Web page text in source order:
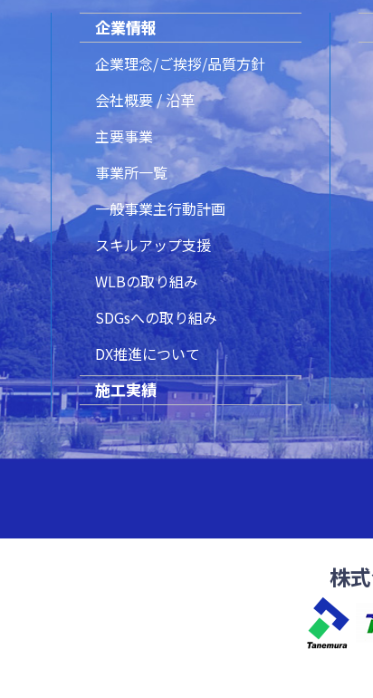
企業情報
企業理念/ご挨拶/品質方針
会社概要 / 沿革
主要事業
事業所一覧
一般事業主行動計画
スキルアップ支援
WLBの取り組み
SDGsへの取り組み
DX推進について
施工実績
株